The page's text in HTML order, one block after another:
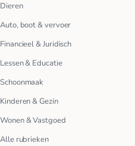
Dieren
Auto, boot & vervoer
Financieel & Juridisch
Lessen & Educatie
Schoonmaak
Kinderen & Gezin
Wonen & Vastgoed
Alle rubrieken